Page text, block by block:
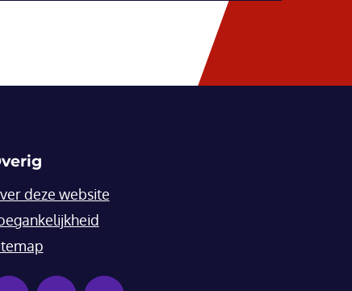
deze website